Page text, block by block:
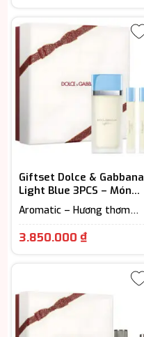
Giftset Dolce & Gabbana
Light Blue 3PCS – Món
Quà Tinh Tế Khiến Ai
Cũng Ấn Tượng
Aromatic – Hương thơm
(Giftset) · EDT - Eau De
3.850.000₫